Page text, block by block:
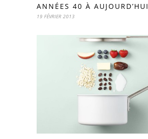
ANNÉES 40 À AUJOURD’HUI
19 FÉVRIER 2013